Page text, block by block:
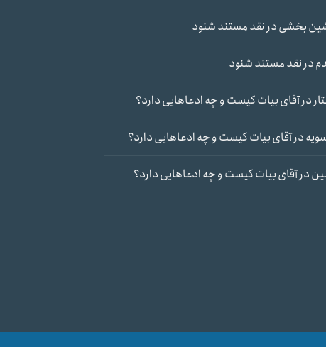
بخشیدرنقد مستند شنود
درنقد مستند شنود
درآقای بیات کیست و چه ادعاهایی دارد؟
درآقای بیات کیست و چه ادعاهایی دارد؟
درآقای بیات کیست و چه ادعاهایی دارد؟